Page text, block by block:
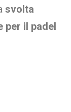
svolta
per il padel